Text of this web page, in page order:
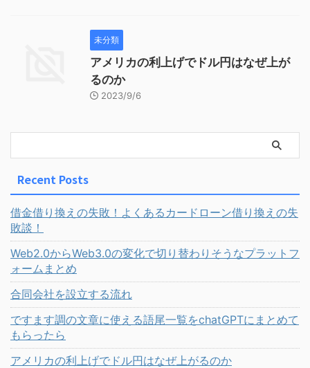
未分類
アメリカの利上げでドル円はなぜ上が
るのか
2023/9/6
Recent Posts
借金借り換えの失敗！よくあるカードローン借り換えの失
敗談！
Web2.0からWeb3.0の変化で切り替わりそうなプラットフ
ォームまとめ
合同会社を設立する流れ
ですます調の文章に使える語尾一覧をchatGPTにまとめて
もらったら
アメリカの利上げでドル円はなぜ上がるのか